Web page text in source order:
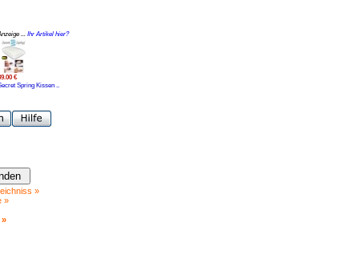
... Ihr Artikel hier?
€
Spring Kissen ..
»
»
»